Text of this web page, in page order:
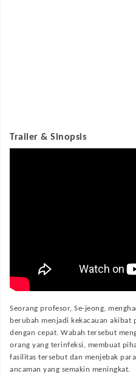
Trailer & Sinopsis
Seorang profesor, Se-jeong,
berubah menjadi kekacauan akibat
dengan cepat. Wabah tersebut
orang yang terinfeksi, membuat
fasilitas tersebut dan menjebak
ancaman yang semakin meningkat.